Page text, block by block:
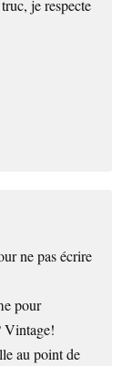
je respecte
ne pas écrire
pour
Vintage!
au point de